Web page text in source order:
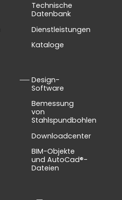
Technische
Datenbank
Dienstleistungen
Kataloge
Design-
Software
Bemessung
von
Stahlspundbohlen
Downloadcenter
BIM-Objekte
und AutoCad®-
Dateien